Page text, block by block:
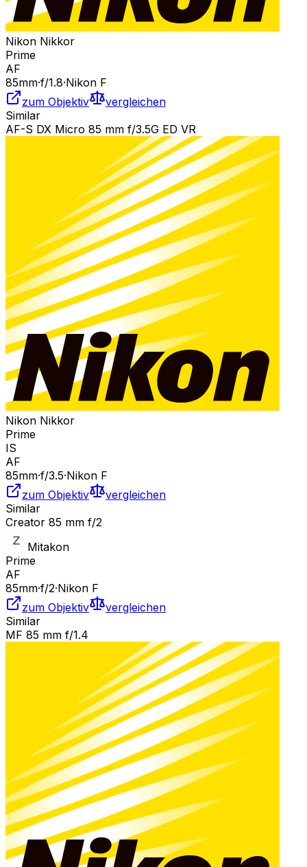
Nikon Nikkor
Prime
AF
85mm·f/1.8·Nikon F
zum Objektiv
vergleichen
Similar
AF-S DX Micro 85 mm f/3.5G ED VR
Nikon Nikkor
Prime
IS
AF
85mm·f/3.5·Nikon F
zum Objektiv
vergleichen
Similar
Creator 85 mm f/2
Mitakon
Prime
AF
85mm·f/2·Nikon F
zum Objektiv
vergleichen
Similar
MF 85 mm f/1.4